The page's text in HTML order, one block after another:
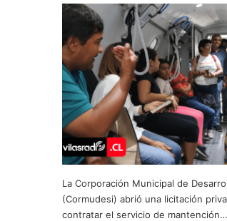
La Corporación Municipal de
(Cormudesi) abrió una licitación
contratar el servicio de mantención…